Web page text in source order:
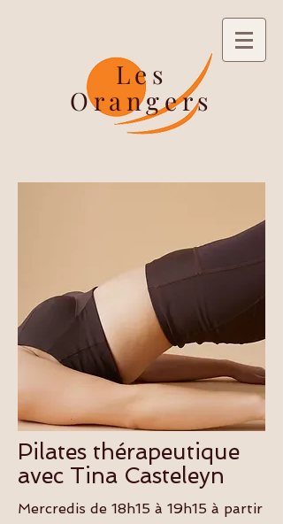
Les
Orangers
Pilates thérapeutique
avec Tina Casteleyn
Mercredis de 18h15 à 19h15 à partir